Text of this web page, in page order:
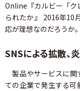
Online『カルビー「ク
られたか』 2016年10
応が理想なのだろうか。
SNSによる拡散、
製品やサービスに関
ての企業で発生する